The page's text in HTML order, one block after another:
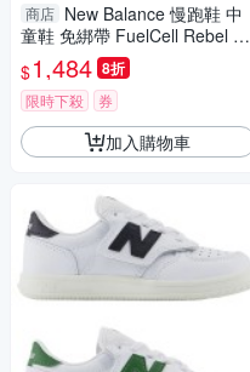
商店 New Balance 慢跑鞋 中
童鞋 免綁帶 FuelCell Rebel 黑/
綠【運動世界】PFCX8P5-W/P
FCX7Z6-W
$1,484 8折
限時下殺 券
加入購物車